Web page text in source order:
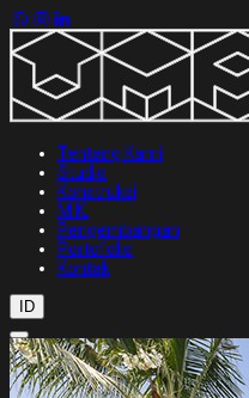
Tentang Kami
Studio
Konstruksi
M.K.
Pengembangan
Portofolio
Kontak
ID